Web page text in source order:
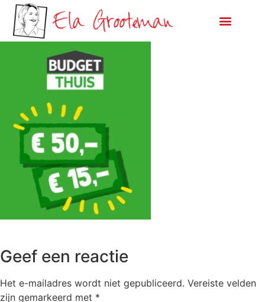
Geef een reactie
Het e-mailadres wordt niet gepubliceerd. Vereiste velden
zijn gemarkeerd met *